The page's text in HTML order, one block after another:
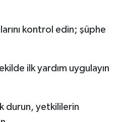
kontrol edin; şüphe
ilk yardım uygulayın
durun, yetkililerin